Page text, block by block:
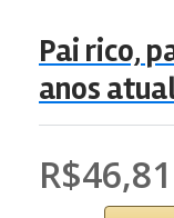
Pai rico,
anos
R$46,81